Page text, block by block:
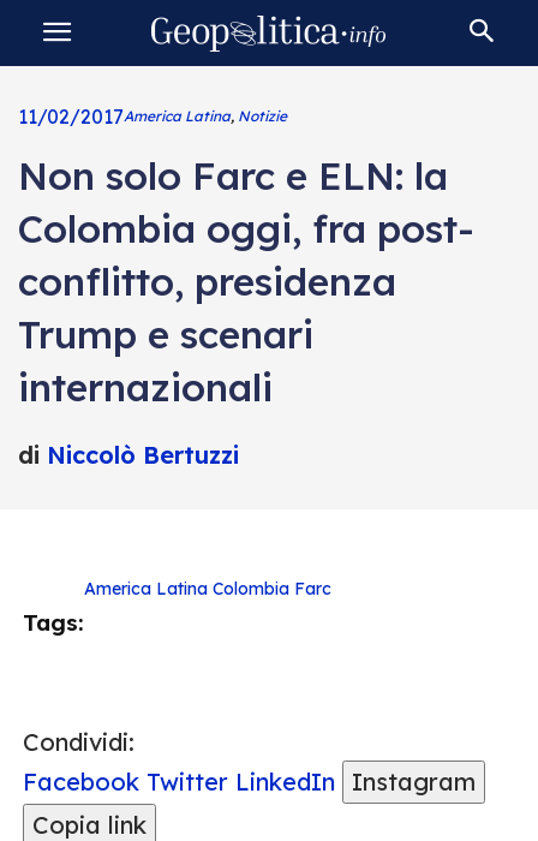
11/02/2017America Latina, Notizie
Non solo Farc e ELN: la
Colombia oggi, fra post-
conflitto, presidenza
Trump e scenari
internazionali
di Niccolò Bertuzzi
Tags:
America Latina Colombia Farc
Condividi:
Facebook Twitter LinkedIn
Instagram
Copia link